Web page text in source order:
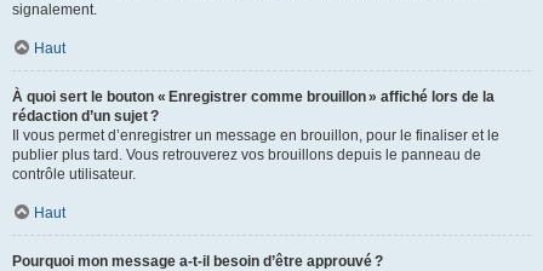
signalement.
Haut
À quoi sert le bouton « Enregistrer comme brouillon » affiché lors de la
rédaction d’un sujet ?
Il vous permet d’enregistrer un message en brouillon, pour le finaliser et le
publier plus tard. Vous retrouverez vos brouillons depuis le panneau de
contrôle utilisateur.
Haut
Pourquoi mon message a-t-il besoin d’être approuvé ?